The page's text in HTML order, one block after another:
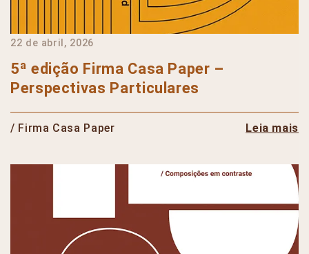
22 de abril, 2026
5ª edição Firma Casa Paper –
Perspectivas Particulares
/ Firma Casa Paper Leia mais